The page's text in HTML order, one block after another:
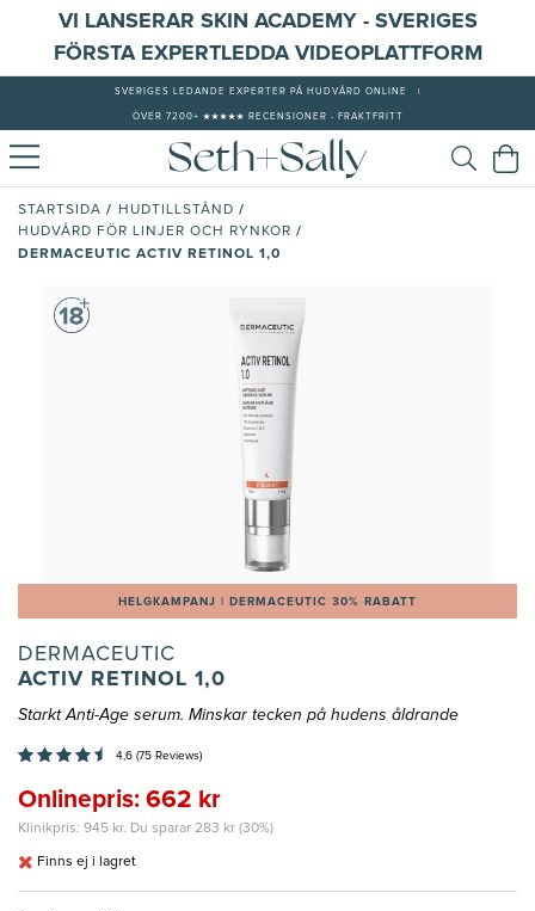
VI LANSERAR SKIN ACADEMY - SVERIGES
FÖRSTA EXPERTLEDDA VIDEOPLATTFORM
SVERIGES LEDANDE EXPERTER PÅ HUDVÅRD ONLINE
ÖVER 7200+ ★★★★★ RECENSIONER - FRAKTFRITT
STARTSIDA / HUDTILLSTÅND /
HUDVÅRD FÖR LINJER OCH RYNKOR /
DERMACEUTIC ACTIV RETINOL 1,0
HELGKAMPANJ | DERMACEUTIC 30% RABATT
DERMACEUTIC
ACTIV RETINOL 1,0
Starkt Anti-Age serum. Minskar tecken på hudens åldrande
4,6 (75 Reviews)
Onlinepris: 662 kr
Klinikpris: 945 kr. Du sparar 283 kr (30%)
Finns ej i lagret